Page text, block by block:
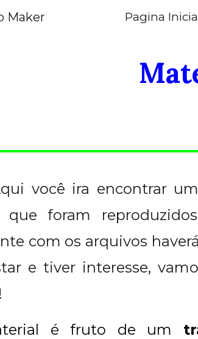
Skip to main
Maker Pagina
você ira encontrar
que foram
com os arquivos
e tiver interesse,
é fruto de um